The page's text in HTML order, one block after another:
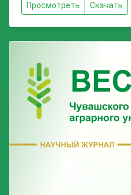
Просмотреть Скачать